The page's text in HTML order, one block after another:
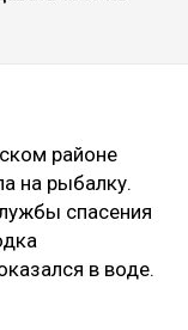
районе
на рыбалку.
спасения
в воде.